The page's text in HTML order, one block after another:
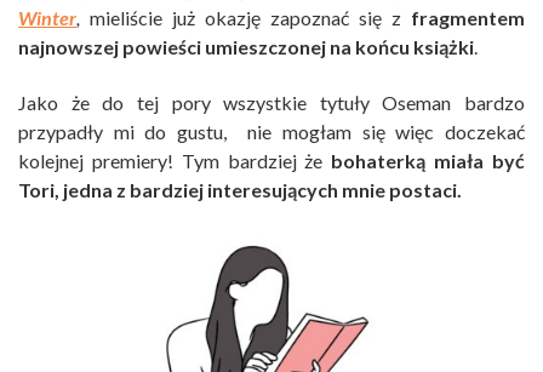
Winter mieliście już okazję zapoznać się z fragmentem
najnowszej powieści umieszczonej na końcu książki
Jako że do tej pory wszystkie tytuły Oseman bardzo
przypadły mi do gustu, nie mogłam się więc doczekać
kolejnej premiery! Tym bardziej że bohaterką miała być
Tori, jedna z bardziej interesujących mnie postaci.